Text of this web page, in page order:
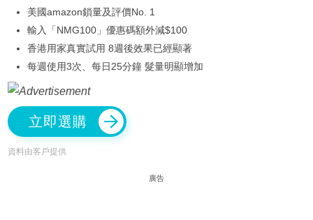
美國amazon鎖量及評價No. 1
輸入「NMG100」優惠碼額外減$100
香港用家真實試用 8週後效果已經顯著
每週使用3次、每日25分鐘 髮量明顯增加
立即選購
資料由客戶提供
廣告